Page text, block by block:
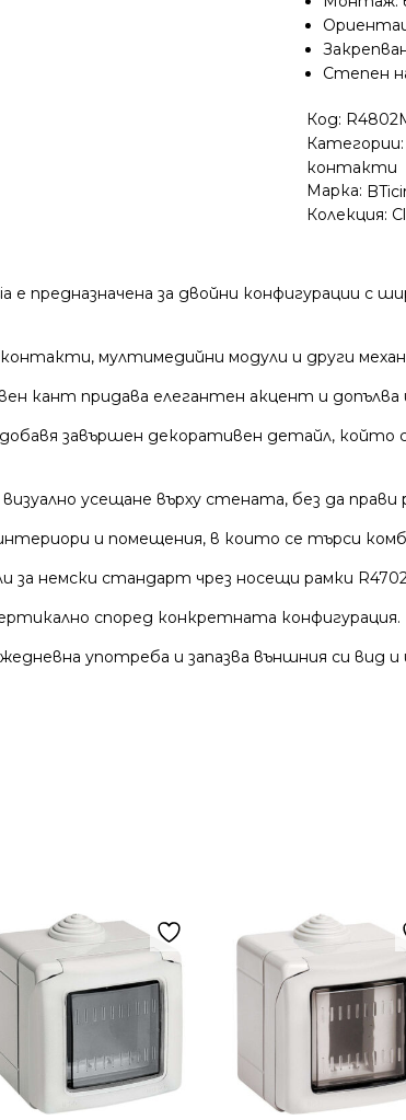
Степен
Код:
Категории:
контакти
Марка:
Колекция:
предназначена за двойни конфигурации с
мултимедийни модули и други
кант придава елегантен акцент и
завършен декоративен детайл,
усещане върху стената, без да прави
и помещения, в които се търси
за немски стандарт чрез носещи рамки
според конкретната конфигурация.
употреба и запазва външния си вид